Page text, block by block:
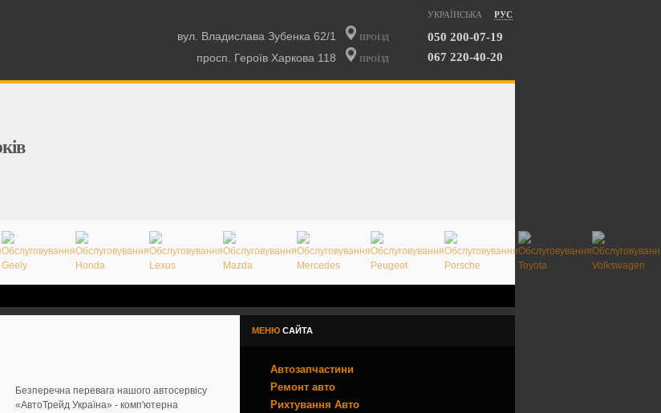
вул. Владислава Зубенка 62/1 ПРОЇЗД
просп. Героїв Харкова 118 ПРОЇЗД
УКРАЇНСЬКА РУС
050 200-07-19
067 220-40-20
Безперечна перевага нашого автосервісу
«АвтоТрейд Україна» - комп'ютерна
МЕНЮ САЙТА
Автозапчастини
Ремонт авто
Рихтування Авто